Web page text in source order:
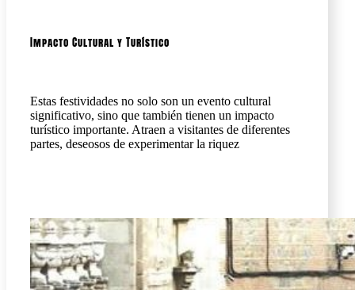
Impacto Cultural y Turístico
Estas festividades no solo son un evento cultural
significativo, sino que también tienen un impacto
turístico importante. Atraen a visitantes de diferentes
partes, deseosos de experimentar la riquez